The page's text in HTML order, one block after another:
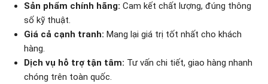
Sản phẩm chính hãng: Cam kết chất lượng, đúng thông
số kỹ thuật.
Giá cả cạnh tranh: Mang lại giá trị tốt nhất cho khách
hàng.
Dịch vụ hỗ trợ tận tâm: Tư vấn chi tiết, giao hàng nhanh
chóng trên toàn quốc.